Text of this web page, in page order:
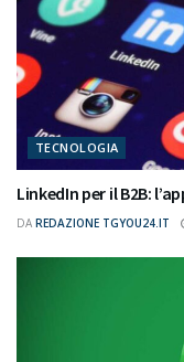
TECNOLOGIA
LinkedIn per il B2B:
DA REDAZIONE TGYOU24.IT